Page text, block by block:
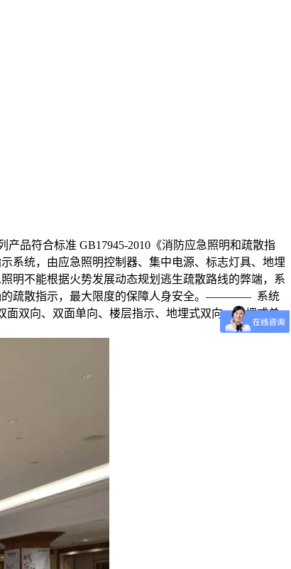
产品符合标准 GB17945-2010《消防应急照明和疏散指
，由应急照明控制器、集中电源、标志灯具、地埋
明不能根据火势发展动态规划逃生疏散路线的弊端，系
的疏散指示，最大限度的保障人身安全。———— 系统
向、双面单向、楼层指示、地埋式双向、地埋式单